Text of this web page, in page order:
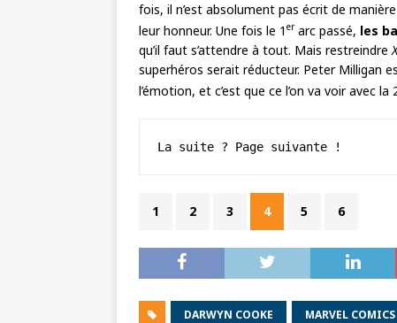
fois, il n’est absolument pas écrit de
leur honneur. Une fois le 1 erarc passé, les
qu’il faut s’attendre à tout. Mais restreindre
superhéros serait réducteur. Peter Milligan
l’émotion, et c’est que ce l’on va voir avec la
La suite ? Page suivante !
1 2 3 4 5 6
DARWYN COOKE MARVEL COMICS